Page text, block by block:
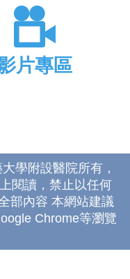
片專區
學附設醫院所有，
閱讀，禁止以任何
部內容 本網站建議
Chrome等瀏覽